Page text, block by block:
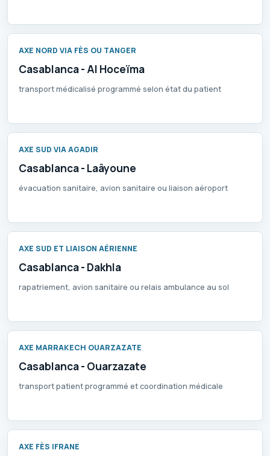
AXE NORD VIA FÈS OU TANGER
Casablanca - Al Hoceïma
transport médicalisé programmé selon état du patient
AXE SUD VIA AGADIR
Casablanca - Laâyoune
évacuation sanitaire, avion sanitaire ou liaison aéroport
AXE SUD ET LIAISON AÉRIENNE
Casablanca - Dakhla
rapatriement, avion sanitaire ou relais ambulance au sol
AXE MARRAKECH OUARZAZATE
Casablanca - Ouarzazate
transport patient programmé et coordination médicale
AXE FÈS IFRANE